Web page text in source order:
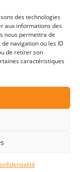
des technologies
aux informations des
nous permettra de
navigation ou les ID
de retirer son
caractéristiques
en ligne spécialisé
et des
d'emploi, les
et les recruteurs.